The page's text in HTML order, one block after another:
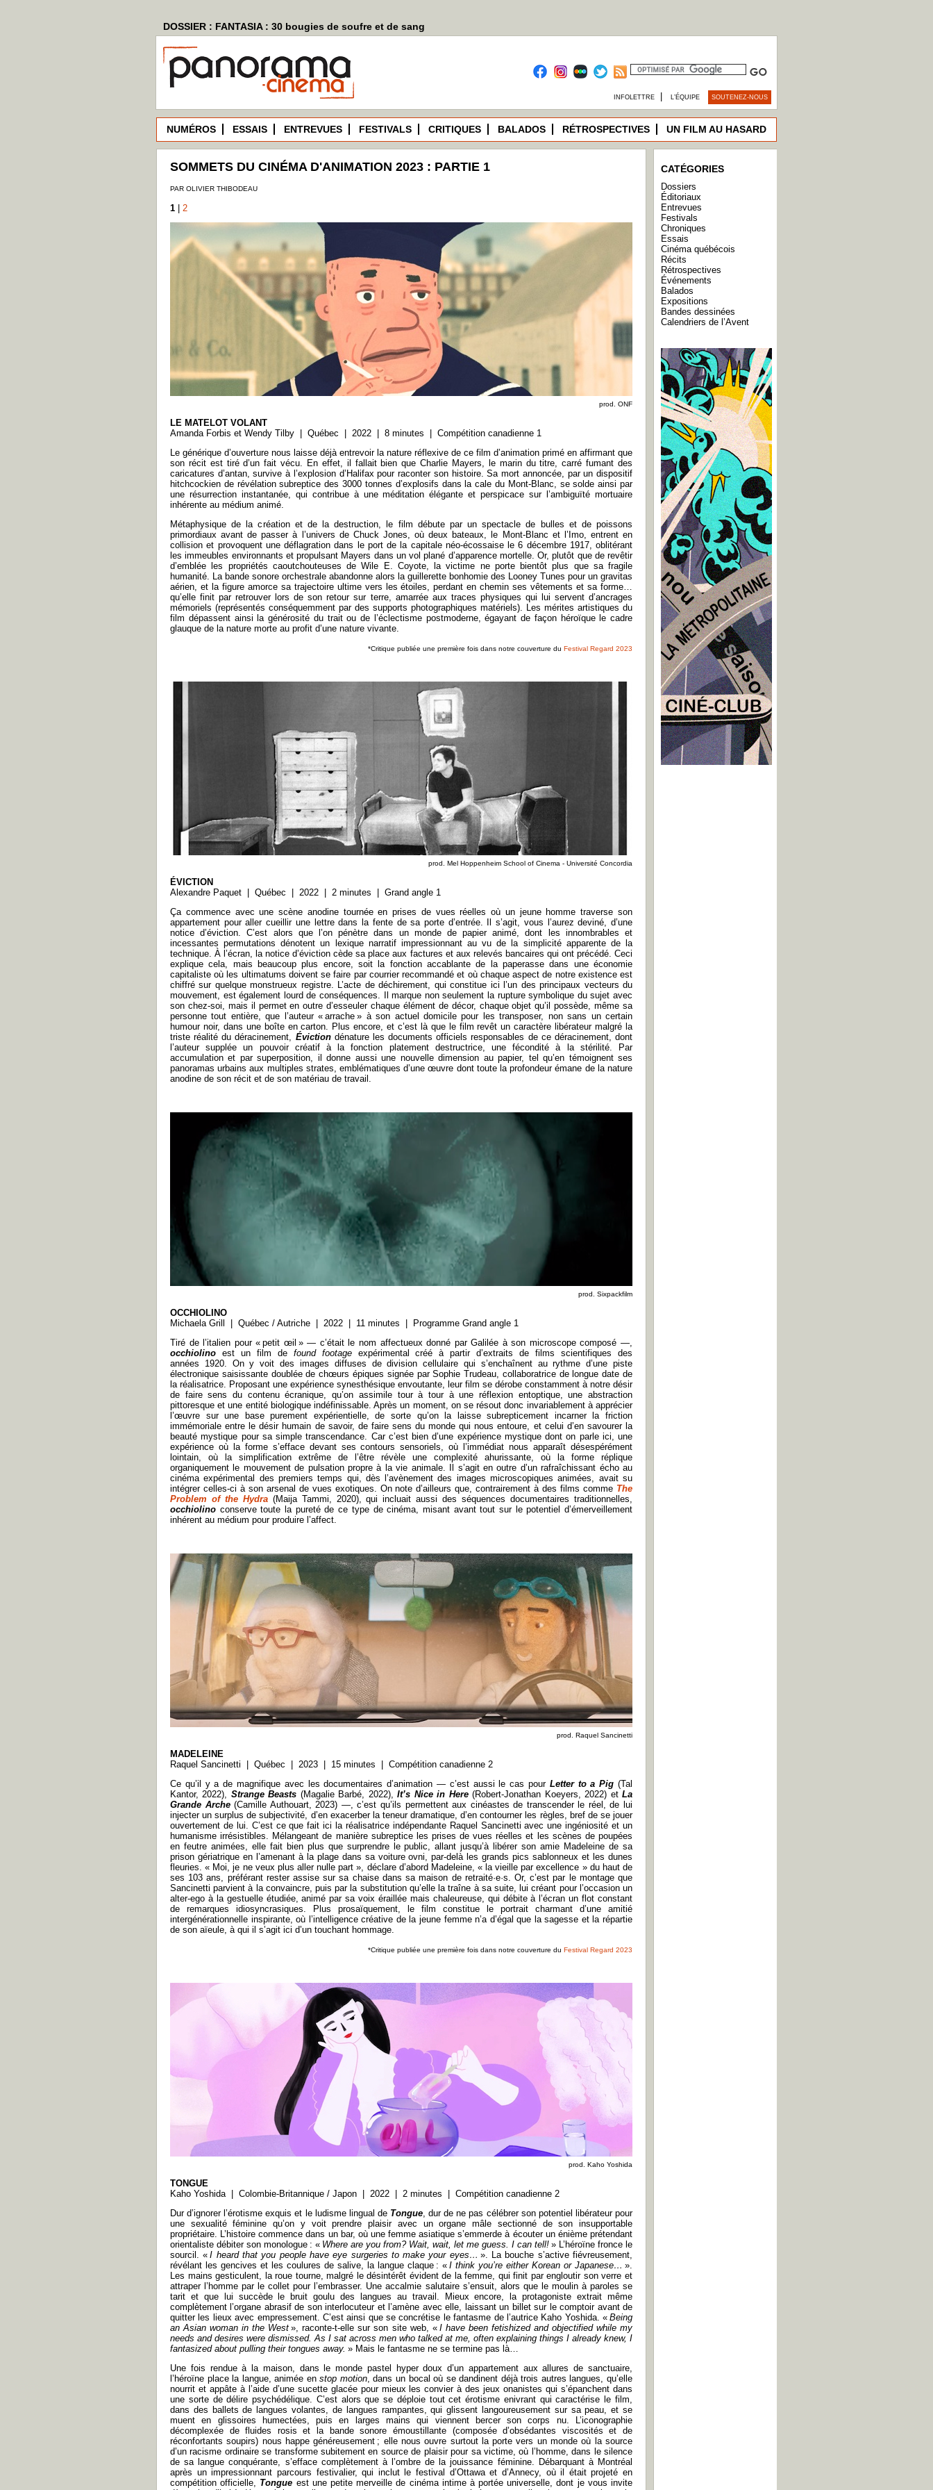
DOSSIER : FANTASIA : 30 bougies de soufre et de sang
INFOLETTRE L’ÉQUIPE SOUTENEZ-NOUS
NUMÉROS ESSAIS ENTREVUES FESTIVALS CRITIQUES BALADOS RÉTROSPECTIVES UN FILM AU HASARD
SOMMETS DU CINÉMA D'ANIMATION 2023 : PARTIE 1
PAR OLIVIER THIBODEAU
1 2
prod. ONF
LE MATELOT VOLANT
Amanda Forbis et Wendy Tilby | Québec | 2022 | 8 minutes | Compétition canadienne 1
Le générique d’ouverture nous laisse déjà entrevoir la nature réflexive de ce film d’animation primé en affirmant que
son récit est tiré d’un fait vécu. En effet, il fallait bien que Charlie Mayers, le marin du titre, carré fumant des
caricatures d’antan, survive à l’explosion d’Halifax pour raconter son histoire. Sa mort annoncée, par un dispositif
hitchcockien de révélation subreptice des 3000 tonnes d’explosifs dans la cale du Mont-Blanc, se solde ainsi par
une résurrection instantanée, qui contribue à une méditation élégante et perspicace sur l’ambiguïté mortuaire
inhérente au médium animé.
Métaphysique de la création et de la destruction, le film débute par un spectacle de bulles et de poissons
primordiaux avant de passer à l’univers de Chuck Jones, où deux bateaux, le Mont-Blanc et l’Imo, entrent en
collision et provoquent une déflagration dans le port de la capitale néo-écossaise le 6 décembre 1917, oblitérant
les immeubles environnants et propulsant Mayers dans un vol plané d’apparence mortelle. Or, plutôt que de revêtir
d’emblée les propriétés caoutchouteuses de Wile E. Coyote, la victime ne porte bientôt plus que sa fragile
humanité. La bande sonore orchestrale abandonne alors la guillerette bonhomie des Looney Tunes pour un gravitas
aérien, et la figure amorce sa trajectoire ultime vers les étoiles, perdant en chemin ses vêtements et sa forme…
qu’elle finit par retrouver lors de son retour sur terre, amarrée aux traces physiques qui lui servent d’ancrages
mémoriels (représentés conséquemment par des supports photographiques matériels). Les mérites artistiques du
film dépassent ainsi la générosité du trait ou de l’éclectisme postmoderne, égayant de façon héroïque le cadre
glauque de la nature morte au profit d’une nature vivante.
*Critique publiée une première fois dans notre couverture du Festival Regard 2023
prod. Mel Hoppenheim School of Cinema - Université Concordia
ÉVICTION
Alexandre Paquet | Québec | 2022 | 2 minutes | Grand angle 1
Ça commence avec une scène anodine tournée en prises de vues réelles où un jeune homme traverse son
appartement pour aller cueillir une lettre dans la fente de sa porte d’entrée. Il s’agit, vous l’aurez deviné, d’une
notice d’éviction. C’est alors que l’on pénètre dans un monde de papier animé, dont les innombrables et
incessantes permutations dénotent un lexique narratif impressionnant au vu de la simplicité apparente de la
technique. À l’écran, la notice d’éviction cède sa place aux factures et aux relevés bancaires qui ont précédé. Ceci
explique cela, mais beaucoup plus encore, soit la fonction accablante de la paperasse dans une économie
capitaliste où les ultimatums doivent se faire par courrier recommandé et où chaque aspect de notre existence est
chiffré sur quelque monstrueux registre. L’acte de déchirement, qui constitue ici l’un des principaux vecteurs du
mouvement, est également lourd de conséquences. Il marque non seulement la rupture symbolique du sujet avec
son chez-soi, mais il permet en outre d’esseuler chaque élément de décor, chaque objet qu’il possède, même sa
personne tout entière, que l’auteur « arrache » à son actuel domicile pour les transposer, non sans un certain
humour noir, dans une boîte en carton. Plus encore, et c’est là que le film revêt un caractère libérateur malgré la
triste réalité du déracinement, Éviction dénature les documents officiels responsables de ce déracinement, dont
l’auteur supplée un pouvoir créatif à la fonction platement destructrice, une fécondité à la stérilité. Par
accumulation et par superposition, il donne aussi une nouvelle dimension au papier, tel qu’en témoignent ses
panoramas urbains aux multiples strates, emblématiques d’une œuvre dont toute la profondeur émane de la nature
anodine de son récit et de son matériau de travail.
prod. Sixpackfilm
OCCHIOLINO
Michaela Grill | Québec / Autriche | 2022 | 11 minutes | Programme Grand angle 1
Tiré de l’italien pour « petit œil » — c’était le nom affectueux donné par Galilée à son microscope composé —,
occhiolino est un film de found footage expérimental créé à partir d’extraits de films scientifiques des
années 1920. On y voit des images diffuses de division cellulaire qui s’enchaînent au rythme d’une piste
électronique saisissante doublée de chœurs épiques signée par Sophie Trudeau, collaboratrice de longue date de
la réalisatrice. Proposant une expérience synesthésique envoutante, leur film se dérobe constamment à notre désir
de faire sens du contenu écranique, qu’on assimile tour à tour à une réflexion entoptique, une abstraction
pittoresque et une entité biologique indéfinissable. Après un moment, on se résout donc invariablement à apprécier
l’œuvre sur une base purement expérientielle, de sorte qu’on la laisse subrepticement incarner la friction
immémoriale entre le désir humain de savoir, de faire sens du monde qui nous entoure, et celui d’en savourer la
beauté mystique pour sa simple transcendance. Car c’est bien d’une expérience mystique dont on parle ici, une
expérience où la forme s’efface devant ses contours sensoriels, où l’immédiat nous apparaît désespérément
lointain, où la simplification extrême de l’être révèle une complexité ahurissante, où la forme réplique
organiquement le mouvement de pulsation propre à la vie animale. Il s’agit en outre d’un rafraîchissant écho au
cinéma expérimental des premiers temps qui, dès l’avènement des images microscopiques animées, avait su
intégrer celles-ci à son arsenal de vues exotiques. On note d’ailleurs que, contrairement à des films comme The
Problem of the Hydra(Maija Tammi, 2020), qui incluait aussi des séquences documentaires traditionnelles,
occhiolino conserve toute la pureté de ce type de cinéma, misant avant tout sur le potentiel d’émerveillement
inhérent au médium pour produire l’affect.
prod. Raquel Sancinetti
MADELEINE
Raquel Sancinetti | Québec | 2023 | 15 minutes | Compétition canadienne 2
Ce qu’il y a de magnifique avec les documentaires d’animation — c’est aussi le cas pour Letter to a Pig (Tal
Kantor, 2022), Strange Beasts (Magalie Barbé, 2022),It’s Nice in Here(Robert-Jonathan Koeyers,2022) etLa
Grande Arche(Camille Authouart,2023) —, c’est qu’ils permettent aux cinéastes de transcender le réel, de lui
injecter un surplus de subjectivité, d’en exacerber la teneur dramatique, d’en contourner les règles, bref de se jouer
ouvertement de lui. C’est ce que fait ici la réalisatrice indépendante Raquel Sancinetti avec une ingéniosité et un
humanisme irrésistibles. Mélangeant de manière subreptice les prises de vues réelles et les scènes de poupées
en feutre animées, elle fait bien plus que surprendre le public, allant jusqu’à libérer son amie Madeleine de sa
prison gériatrique en l’amenant à la plage dans sa voiture ovni, par-delà les grands pics sablonneux et les dunes
fleuries. « Moi, je ne veux plus aller nulle part », déclare d’abord Madeleine, « la vieille par excellence » du haut de
ses 103 ans, préférant rester assise sur sa chaise dans sa maison de retraité·e·s. Or, c’est par le montage que
Sancinetti parvient à la convaincre, puis par la substitution qu’elle la traîne à sa suite, lui créant pour l’occasion un
alter-ego à la gestuelle étudiée, animé par sa voix éraillée mais chaleureuse, qui débite à l’écran un flot constant
de remarques idiosyncrasiques. Plus prosaïquement, le film constitue le portrait charmant d’une amitié
intergénérationnelle inspirante, où l’intelligence créative de la jeune femme n’a d’égal que la sagesse et la répartie
de son aïeule, à qui il s’agit ici d’un touchant hommage.
*Critique publiée une première fois dans notre couverture du Festival Regard 2023
prod. Kaho Yoshida
TONGUE
Kaho Yoshida | Colombie-Britannique / Japon | 2022 | 2 minutes | Compétition canadienne 2
Dur d’ignorer l’érotisme exquis et le ludisme lingual de Tongue, dur de ne pas célébrer son potentiel libérateur pour
une sexualité féminine qu’on y voit prendre plaisir avec un organe mâle sectionné de son insupportable
propriétaire. L’histoire commence dans un bar, où une femme asiatique s’emmerde à écouter un énième prétendant
orientaliste débiter son monologue : « Where are you from? Wait, wait, let me guess. I can tell! » L’héroïne fronce le
sourcil. «I heard that you people have eye surgeries to make your eyes… ». La bouche s’active fiévreusement,
révélant les gencives et les coulures de salive, la langue claque : « I think you’re either Korean or Japanese… ».
Les mains gesticulent, la roue tourne, malgré le désintérêt évident de la femme, qui finit par engloutir son verre et
attraper l’homme par le collet pour l’embrasser. Une accalmie salutaire s’ensuit, alors que le moulin à paroles se
tarit et que lui succède le bruit goulu des langues au travail. Mieux encore, la protagoniste extrait même
complètement l’organe abrasif de son interlocuteur et l’amène avec elle, laissant un billet sur le comptoir avant de
quitter les lieux avec empressement. C’est ainsi que se concrétise le fantasme de l’autrice Kaho Yoshida. « Being
an Asian woman in the West », raconte-t-elle sur son site web, « I have been fetishized and objectified while my
needs and desires were dismissed. As I sat across men who talked at me, often explaining things I already knew, I
fantasized about pulling their tongues away. » Mais le fantasme ne se termine pas là…
Une fois rendue à la maison, dans le monde pastel hyper doux d’un appartement aux allures de sanctuaire,
l’héroïne place la langue, animée enstop motion, dans un bocal où se dandinent déjà trois autres langues, qu’elle
nourrit et appâte à l’aide d’une sucette glacée pour mieux les convier à des jeux onanistes qui s’épanchent dans
une sorte de délire psychédélique. C’est alors que se déploie tout cet érotisme enivrant qui caractérise le film,
dans des ballets de langues volantes, de langues rampantes, qui glissent langoureusement sur sa peau, et se
muent en glissoires humectées, puis en larges mains qui viennent bercer son corps nu. L’iconographie
décomplexée de fluides rosis et la bande sonore émoustillante (composée d’obsédantes viscosités et de
réconfortants soupirs) nous happe généreusement ; elle nous ouvre surtout la porte vers un monde où la source
d’un racisme ordinaire se transforme subitement en source de plaisir pour sa victime, où l’homme, dans le silence
de sa langue conquérante, s’efface complètement à l’ombre de la jouissance féminine. Débarquant à Montréal
après un impressionnant parcours festivalier, qui inclut le festival d’Ottawa et d’Annecy, où il était projeté en
compétition officielle, Tongue est une petite merveille de cinéma intime à portée universelle, dont je vous invite
CATÉGORIES
Dossiers
Éditoriaux
Entrevues
Festivals
Chroniques
Essais
Cinéma québécois
Récits
Rétrospectives
Événements
Balados
Expositions
Bandes dessinées
Calendriers de l’Avent